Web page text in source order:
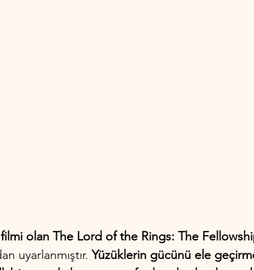
olan The Lord of the Rings: The
uyarlanmıştır. Yüzüklerin gücünü ele